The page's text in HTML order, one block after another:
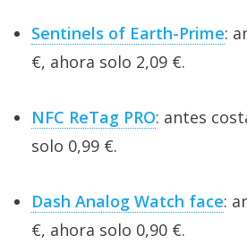
Sentinels of Earth-Prime:
€, ahora solo 2,09 €.
NFC ReTag PRO: antes
solo 0,99 €.
Dash Analog Watch face:
€, ahora solo 0,90 €.